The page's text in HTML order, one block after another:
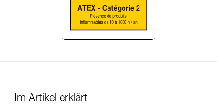
Im Artikel erklärt